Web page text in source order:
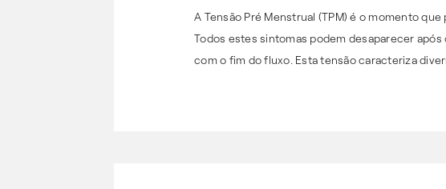
A Tensão Pré Menstrual (TPM) é o momento
Todos estes sintomas podem desaparecer
com o fim do fluxo. Esta tensão caracteriza